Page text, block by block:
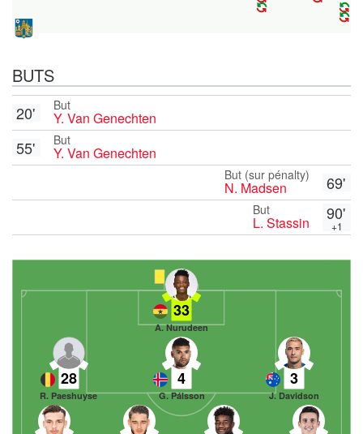
BUTS
But
Y. Van Genechten
20'
But
Y. Van Genechten
55'
69'
But (sur pénalty)
N. Madsen
90'
+1
But
L. Stassin
33
A. Nurudeen
3
J. Davidson
4
G. Pálsson
28
R. Paeshuyse